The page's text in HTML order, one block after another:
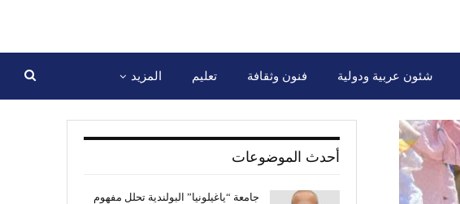
شئون عربية ودولية فنون وثقافة تعليم المزيد
أحدث الموضوعات
جامعة “ياغيلونيا” البولندية تحلل مفهوم